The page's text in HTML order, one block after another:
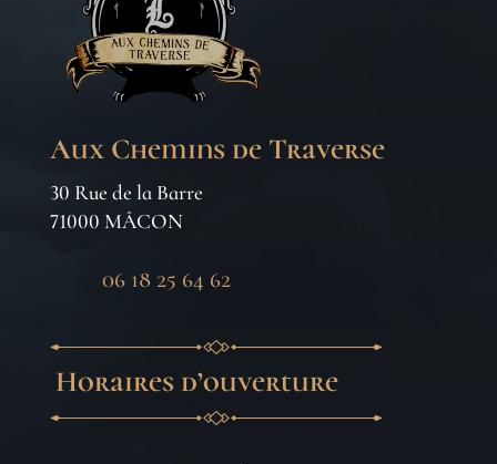
Aux Chemins de Traverse
30 Rue de la Barre
71000 MÂCON
06 18 25 64 62
Horaires d’ouverture